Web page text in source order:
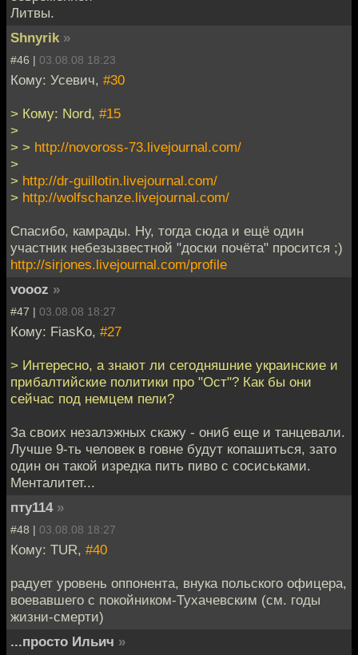
Литвы.
Shnyrik »
#46 | 03.08.08 18:23
Кому: Усевич, #30
> Кому: Nord, #15
>
> > http://novoross-73.livejournal.com/
>
> http://dr-guillotin.livejournal.com/
> http://wolfschanze.livejournal.com/
Спасибо, камрады. Ну, тогда сюда и ещё один
участник небезызвестной "доски почёта" просится ;)
http://sirjones.livejournal.com/profile
voooz »
#47 | 03.08.08 18:27
Кому: FiasKo, #27
> Интересно, а знают ли сегодняшние украинские и
прибалтийские политики про "Ост"? Как бы они
сейчас под немцем пели?
За своих незалэжных скажу - ониб еще и танцевали.
Лучше 9-ть человек в говне будут копашиться, зато
один он такой изредка пить пиво с сосиськами.
Менталитет...
пту114 »
#48 | 03.08.08 18:27
Кому: TUR, #40
радует уровень оппонента, внука польского офицера,
воевавшего с покойником-Тухачевским (см. годы
жизни-смерти)
...просто Ильич »